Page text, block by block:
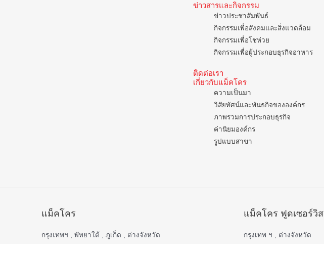
ข่าวสารและกิจกรรม
ข่าวประชาสัมพันธ์
กิจกรรมเพื่อสังคมและสิ่งแวดล้อม
กิจกรรมเพื่อโชห่วย
กิจกรรมเพื่อผู้ประกอบธุรกิจอาหาร
ติดต่อเรา
เกี่ยวกับแม็คโคร
ความเป็นมา
วิสัยทัศน์และพันธกิจขององค์กร
ภาพรวมการประกอบธุรกิจ
ค่านิยมองค์กร
รูปแบบสาขา
แม็คโคร
กรุงเทพฯ , พัทยาใต้ , ภูเก็ต , ต่างจังหวัด
แม็คโคร ฟูดเซอร์วิส
กรุงเทพ ฯ , ต่างจังหวัด